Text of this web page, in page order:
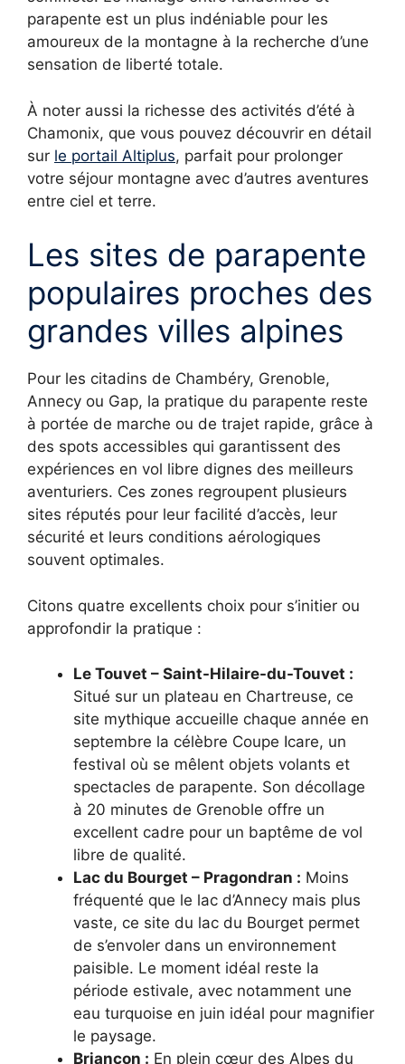
parapente est un plus indéniable pour les
amoureux de la montagne à la recherche d’une
sensation de liberté totale.
À noter aussi la richesse des activités d’été à
Chamonix, que vous pouvez découvrir en détail
sur le portail Altiplus, parfait pour prolonger
votre séjour montagne avec d’autres aventures
entre ciel et terre.
Les sites de parapente
populaires proches des
grandes villes alpines
Pour les citadins de Chambéry, Grenoble,
Annecy ou Gap, la pratique du parapente reste
à portée de marche ou de trajet rapide, grâce à
des spots accessibles qui garantissent des
expériences en vol libre dignes des meilleurs
aventuriers. Ces zones regroupent plusieurs
sites réputés pour leur facilité d’accès, leur
sécurité et leurs conditions aérologiques
souvent optimales.
Citons quatre excellents choix pour s’initier ou
approfondir la pratique :
Le Touvet – Saint-Hilaire-du-Touvet :
Situé sur un plateau en Chartreuse, ce
site mythique accueille chaque année en
septembre la célèbre Coupe Icare, un
festival où se mêlent objets volants et
spectacles de parapente. Son décollage
à 20 minutes de Grenoble offre un
excellent cadre pour un baptême de vol
libre de qualité.
Lac du Bourget – Pragondran : Moins
fréquenté que le lac d’Annecy mais plus
vaste, ce site du lac du Bourget permet
de s’envoler dans un environnement
paisible. Le moment idéal reste la
période estivale, avec notamment une
eau turquoise en juin idéal pour magnifier
le paysage.
Briançon : En plein cœur des Alpes du